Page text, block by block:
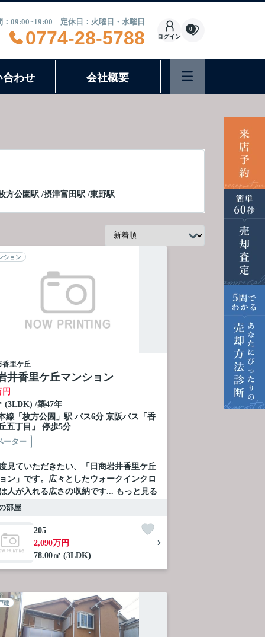
：09:00~19:00 定休日：火曜日・水曜日
0774-28-5788 ログイン
0
合わせ 会社概要
方公園駅 /摂津富田駅 /東野駅
ション
香里ケ丘
井香里ケ丘マンション
円
(3LDK) /築47年
線「 枚方公園 」駅 バス6分 京阪バス「香
五丁目」 停歩5分
ーター
見ていただきたい、「日商岩井香里ケ丘
ン」です。広々としたウォークインクロ
人が入れる広さの収納です... もっと見る
部屋
205
2,090万円
78.00㎡ (3LDK)
建